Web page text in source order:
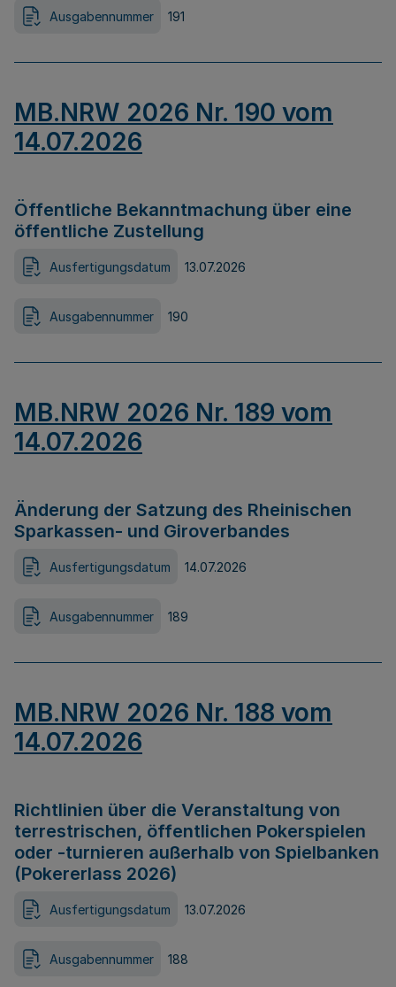
Ausgabennummer 191
MB.NRW 2026 Nr. 190 vom
14.07.2026
Öffentliche Bekanntmachung über eine
öffentliche Zustellung
Ausfertigungsdatum 13.07.2026
Ausgabennummer 190
MB.NRW 2026 Nr. 189 vom
14.07.2026
Änderung der Satzung des Rheinischen
Sparkassen- und Giroverbandes
Ausfertigungsdatum 14.07.2026
Ausgabennummer 189
MB.NRW 2026 Nr. 188 vom
14.07.2026
Richtlinien über die Veranstaltung von
terrestrischen, öffentlichen Pokerspielen
oder -turnieren außerhalb von Spielbanken
(Pokererlass 2026)
Ausfertigungsdatum 13.07.2026
Ausgabennummer 188